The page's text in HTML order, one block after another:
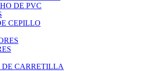
DE PVC
CEPILLO
CARRETILLA